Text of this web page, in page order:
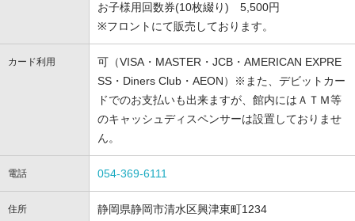
お子様用回数券(10枚綴り) 5,500円
※フロントにて販売しております。
カード利用
可（VISA・MASTER・JCB・AMERICAN EXPRE
SS・Diners Club・AEON）※また、デビットカー
ドでのお支払いも出来ますが、館内にはＡＴＭ等
のキャッシュディスペンサーは設置しておりませ
ん。
電話 054-369-6111
住所 静岡県静岡市清水区興津東町1234